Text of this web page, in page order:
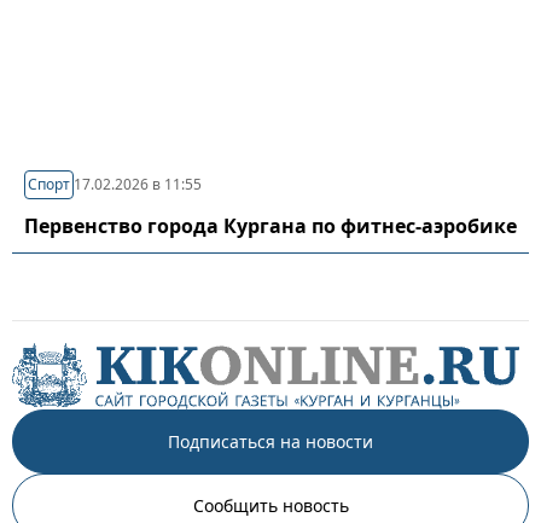
Спорт 17.02.2026 в 11:55
Первенство города Кургана по фитнес-аэробике
Подписаться на новости
Сообщить новость